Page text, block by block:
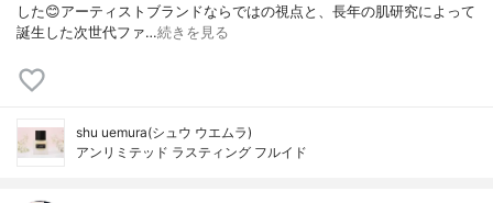
した😊アーティストブランドならではの視点と、長年の肌研究によって
誕生した次世代ファ…続きを見る
shu uemura(シュウ ウエムラ)
アンリミテッド ラスティング フルイド